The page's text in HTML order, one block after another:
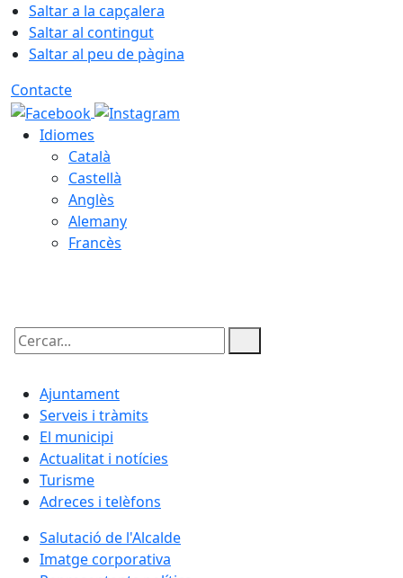
Saltar a la capçalera
Saltar al contingut
Saltar al peu de pàgina
Contacte
Idiomes
Català
Castellà
Anglès
Alemany
Francès
Cercar:
Ajuntament
Serveis i tràmits
El municipi
Actualitat i notícies
Turisme
Adreces i telèfons
Salutació de l'Alcalde
Imatge corporativa